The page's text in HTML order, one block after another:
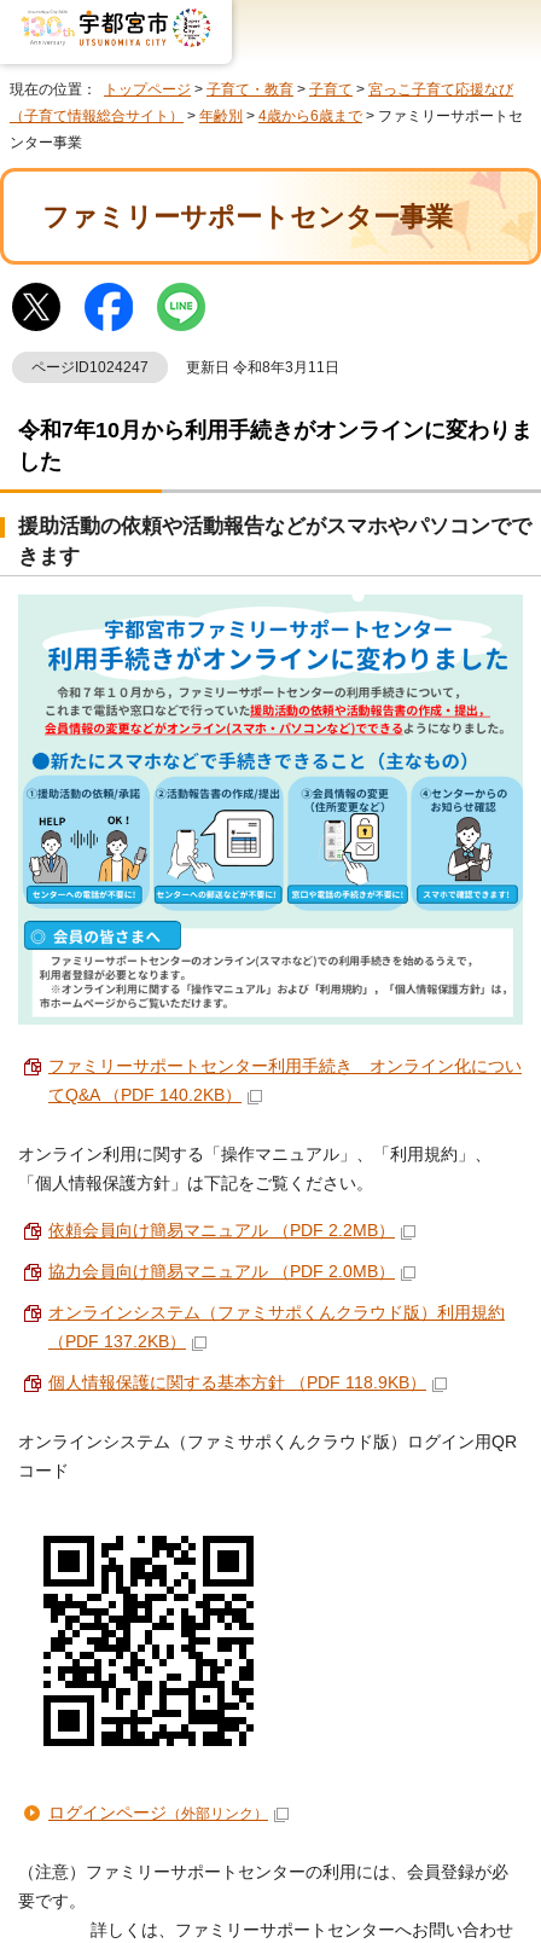
現在の位置： トップページ > 子育て・教育 > 子育て > 宮っこ子育て応援なび
（子育て情報総合サイト）
> 年齢別 > 4歳から6歳まで > ファミリーサポートセ
ンター事業
ファミリーサポートセンター事業
ページID1024247 更新日 令和8年3月11日
令和7年10月から利用手続きがオンラインに変わりま
した
援助活動の依頼や活動報告などがスマホやパソコンでで
きます
ファミリーサポートセンター利用手続き オンライン化につい
てQ&A （PDF 140.2KB）
オンライン利用に関する「操作マニュアル」、「利用規約」、
「個人情報保護方針」は下記をご覧ください。
依頼会員向け簡易マニュアル （PDF 2.2MB）
協力会員向け簡易マニュアル （PDF 2.0MB）
オンラインシステム（ファミサポくんクラウド版）利用規約
（PDF 137.2KB）
個人情報保護に関する基本方針 （PDF 118.9KB）
オンラインシステム（ファミサポくんクラウド版）ログイン用QR
コード
ログインページ （外部リンク）
（注意）ファミリーサポートセンターの利用には、会員登録が必
要です。
詳しくは、ファミリーサポートセンターへお問い合わせ